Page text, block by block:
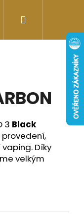
kofeinové
3 Black
Díky
velkým